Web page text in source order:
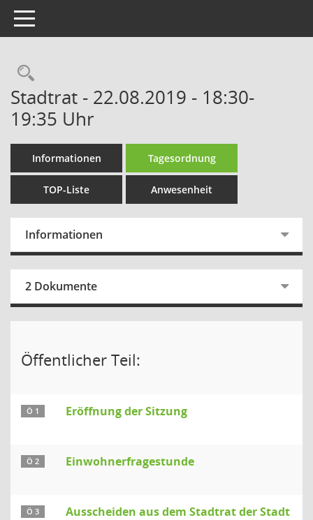
Toggle navigation
Rechercheauswahl
Stadtrat - 22.08.2019 - 18:30-
19:35 Uhr
Informationen Tagesordnung
TOP-Liste Anwesenheit
Informationen
2 Dokumente
Öffentlicher Teil:
Ö 1 Eröffnung der Sitzung
Ö 2 Einwohnerfragestunde
Ö 3
Ausscheiden aus dem Stadtrat der Stadt